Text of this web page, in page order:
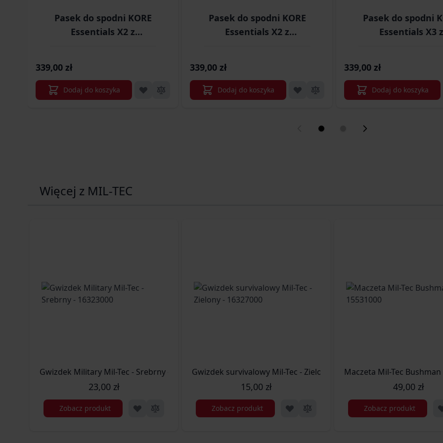
Pasek do spodni KORE
Essentials X2 z
339,00 zł
Dodaj do koszyka
Pasek do spodni KORE
Essentials X2 z
339,00 zł
Dodaj do koszyka
Pasek do spodni
Essentials X3 z
339,00 zł
Dodaj do koszyka
Więcej z MIL-TEC
Gwizdek Military Mil-Tec - Srebrny - 16323000
23,00 zł
Zobacz produkt
Gwizdek survivalowy Mil-Tec - Zielony - 16327000
15,00 zł
Zobacz produkt
Maczeta Mil-Tec
49,00 zł
Zobacz produkt